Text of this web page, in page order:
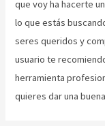
que voy ha hacerte
lo que estás
seres queridos y
usuario te
herramienta
quieres dar una